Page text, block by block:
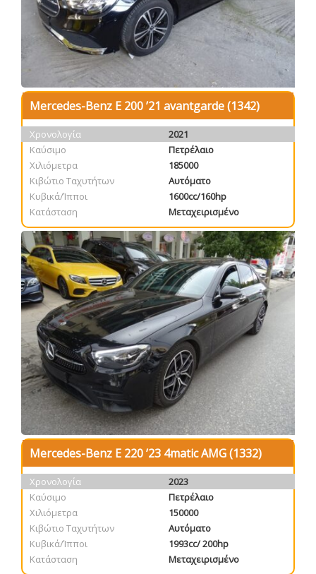
Mercedes-Benz E 200 ’21 avantgarde (1342)
Χρονολογία
2021
Καύσιμο
Πετρέλαιο
Χιλιόμετρα
185000
Κιβώτιο Ταχυτήτων
Αυτόματο
Κυβικά/Ίπποι
1600cc/160hp
Κατάσταση
Μεταχειρισμένο
Mercedes-Benz E 220 ’23 4matic AMG (1332)
Χρονολογία
2023
Καύσιμο
Πετρέλαιο
Χιλιόμετρα
150000
Κιβώτιο Ταχυτήτων
Αυτόματο
Κυβικά/Ίπποι
1993cc/ 200hp
Κατάσταση
Μεταχειρισμένο